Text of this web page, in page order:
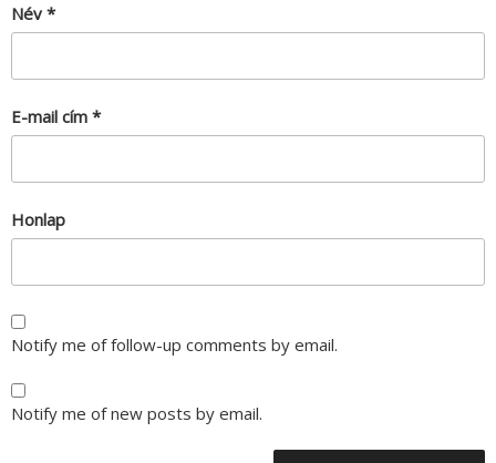
Név *
E-mail cím *
Honlap
Notify me of follow-up comments by email.
Notify me of new posts by email.